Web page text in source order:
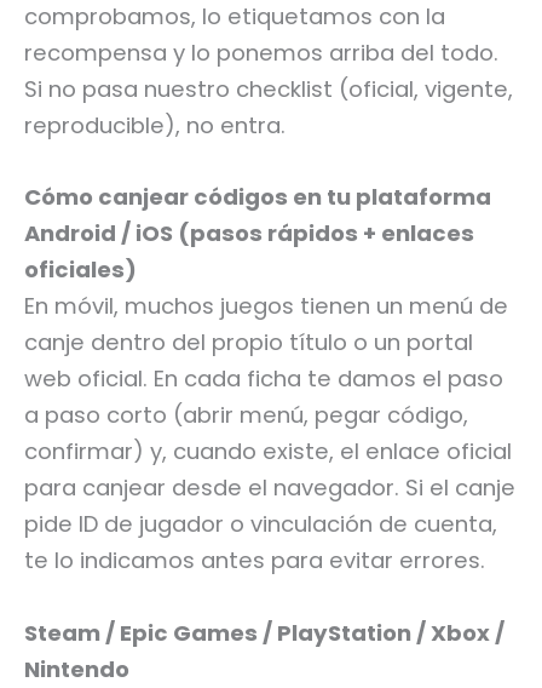
comprobamos, lo etiquetamos con la
recompensa y lo ponemos arriba del todo.
Si no pasa nuestro checklist (oficial, vigente,
reproducible), no entra.
Cómo canjear códigos en tu plataforma
Android / iOS (pasos rápidos + enlaces
oficiales)
En móvil, muchos juegos tienen un menú de
canje dentro del propio título o un portal
web oficial. En cada ficha te damos el paso
a paso corto (abrir menú, pegar código,
confirmar) y, cuando existe, el enlace oficial
para canjear desde el navegador. Si el canje
pide ID de jugador o vinculación de cuenta,
te lo indicamos antes para evitar errores.
Steam / Epic Games / PlayStation / Xbox /
Nintendo